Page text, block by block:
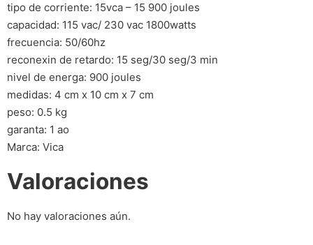
tipo de corriente: 15vca – 15 900 joules
capacidad: 115 vac/ 230 vac 1800watts
frecuencia: 50/60hz
reconexin de retardo: 15 seg/30 seg/3 min
nivel de energa: 900 joules
medidas: 4 cm x 10 cm x 7 cm
peso: 0.5 kg
garanta: 1 ao
Marca: Vica
Valoraciones
No hay valoraciones aún.